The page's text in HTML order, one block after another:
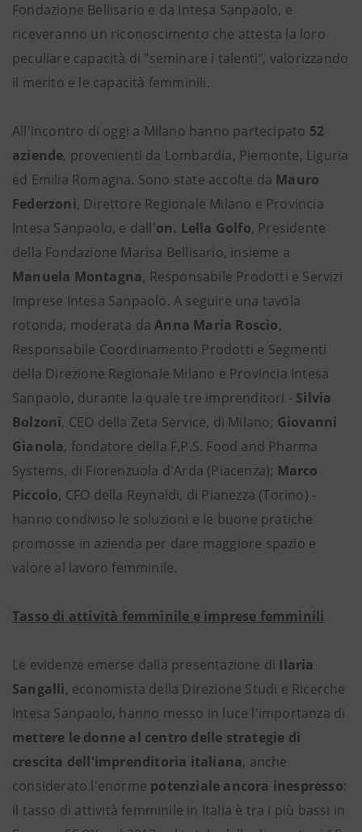
Fondazione Bellisario e da Intesa Sanpaolo, e
riceveranno un riconoscimento che attesta la loro
peculiare capacità di "seminare i talenti", valorizzando
il merito e le capacità femminili.
All'incontro di oggi a Milano hanno partecipato 52
aziende, provenienti da Lombardia, Piemonte, Liguria
ed Emilia Romagna. Sono state accolte da Mauro
Federzoni, Direttore Regionale Milano e Provincia
Intesa Sanpaolo, e dall'on. Lella Golfo, Presidente
della Fondazione Marisa Bellisario, insieme a
Manuela Montagna, Responsabile Prodotti e Servizi
Imprese Intesa Sanpaolo. A seguire una tavola
rotonda, moderata daAnna Maria Roscio,
Responsabile Coordinamento Prodotti e Segmenti
della Direzione Regionale Milano e Provincia Intesa
Sanpaolo, durante la quale tre imprenditori - Silvia
Bolzoni, CEO della Zeta Service, di Milano; Giovanni
Gianola, fondatore della F.P.S. Food and Pharma
Systems, di Fiorenzuola d'Arda (Piacenza); Marco
Piccolo, CFO della Reynaldi, di Pianezza (Torino) -
hanno condiviso le soluzioni e le buone pratiche
promosse in azienda per dare maggiore spazio e
valore al lavoro femminile.
Tasso di attività femminile e imprese femminili
Le evidenze emerse dalla presentazione di Ilaria
Sangalli, economista della Direzione Studi e Ricerche
Intesa Sanpaolo, hanno messo in luce l'importanza di
mettere le donne al centro delle strategie di
crescita dell'imprenditoria italiana, anche
considerato l'enorme potenziale ancora inespresso:
il tasso di attività femminile in Italia è tra i più bassi in